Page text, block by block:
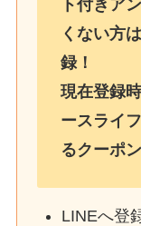
ト付きア
くない方
録！
現在登録
ースライ
るクーポ
LINEへ登